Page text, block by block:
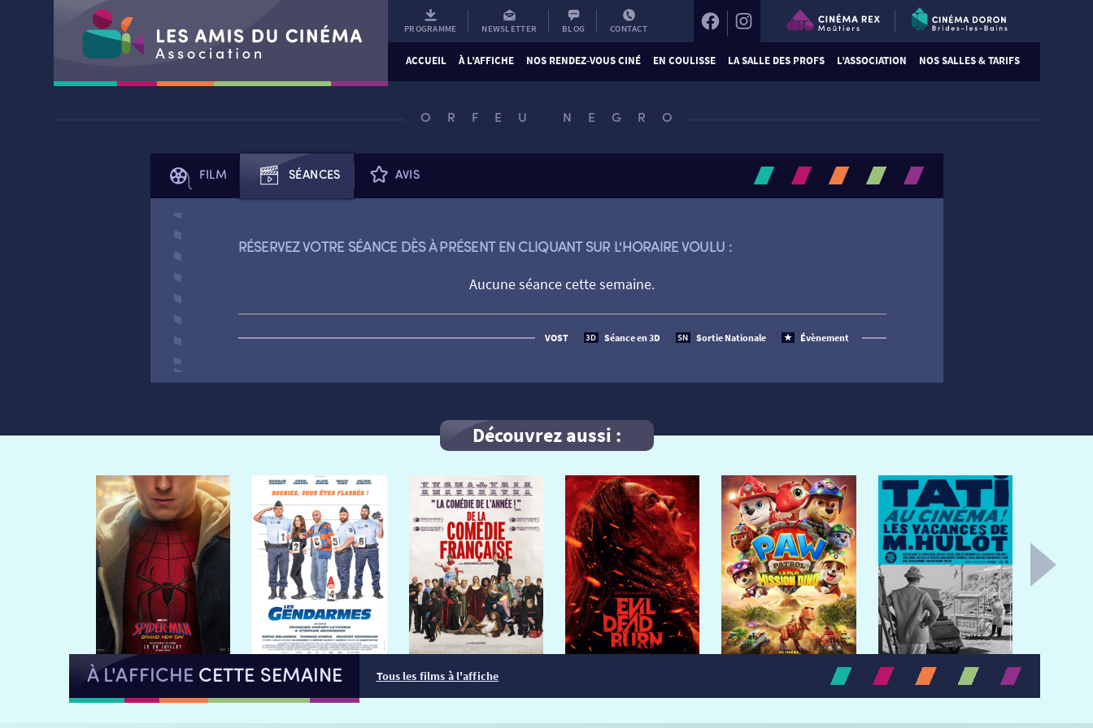
PROGRAMME NEWSLETTER BLOG CONTACT
ACCUEIL À L’AFFICHE NOS RENDEZ-VOUS CINÉ EN COULISSE LA SALLE DES PROFS L’ASSOCIATION NOS SALLES & TARIFS
ORFEU NEGRO
FILM SÉANCES AVIS
RÉSERVEZ VOTRE SÉANCE DÈS À PRÉSENT EN CLIQUANT SUR L'HORAIRE VOULU :
Aucune séance cette semaine.
VOST 3D Séance en 3D SN Sortie Nationale Évènement
Découvrez aussi :
À L'AFFICHE CETTE SEMAINE Tous les films à l'affiche